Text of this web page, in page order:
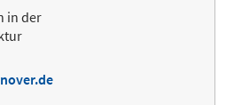
in der